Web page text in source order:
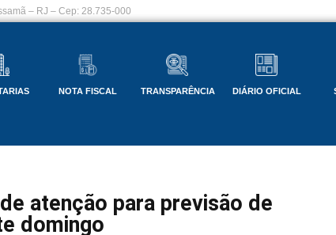
– RJ – Cep: 28.735-000
NOTA FISCAL TRANSPARÊNCIA DIÁRIO OFICIAL
atenção para previsão de
domingo